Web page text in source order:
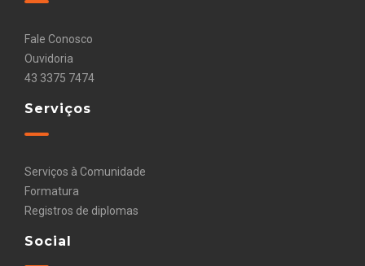
Fale Conosco
Ouvidoria
43 3375 7474
Serviços
Serviços à Comunidade
Formatura
Registros de diplomas
Social